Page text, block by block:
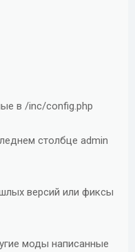
в /inc/config.php
столбце admin
версий или фиксы
моды написанные